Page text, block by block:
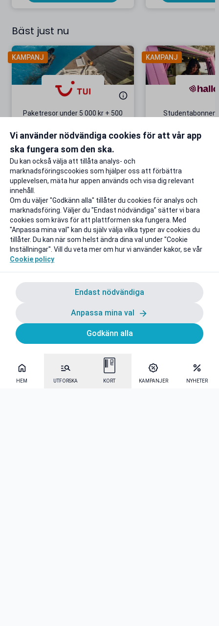
HEM UTFORSKA KORT KAMPANJER NYHETER
Bäst just nu
KAMPANJ
Paketresor under 5 000 kr + 500
Gäller även på redan prissänkta
Till rabatten
KAMPANJ
+ 20 GB
Vi använder nödvändiga cookies för att vår app
ska fungera som den ska.
Du kan också välja att tillåta analys- och
marknadsföringscookies som hjälper oss att förbättra
upplevelsen, mäta hur appen används och visa dig relevant
innehåll.
Om du väljer "Godkänn alla" tillåter du cookies för analys och
marknadsföring. Väljer du "Endast nödvändiga" sätter vi bara
cookies som krävs för att plattformen ska fungera. Med
"Anpassa mina val" kan du själv välja vilka typer av cookies du
tillåter. Du kan när som helst ändra dina val under "Cookie
Inställningar". Vill du veta mer om hur vi använder kakor, se vår
Cookie policy
Endast nödvändiga
Anpassa mina val
Godkänn alla